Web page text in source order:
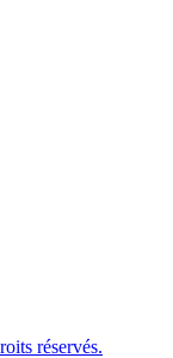
réservés.